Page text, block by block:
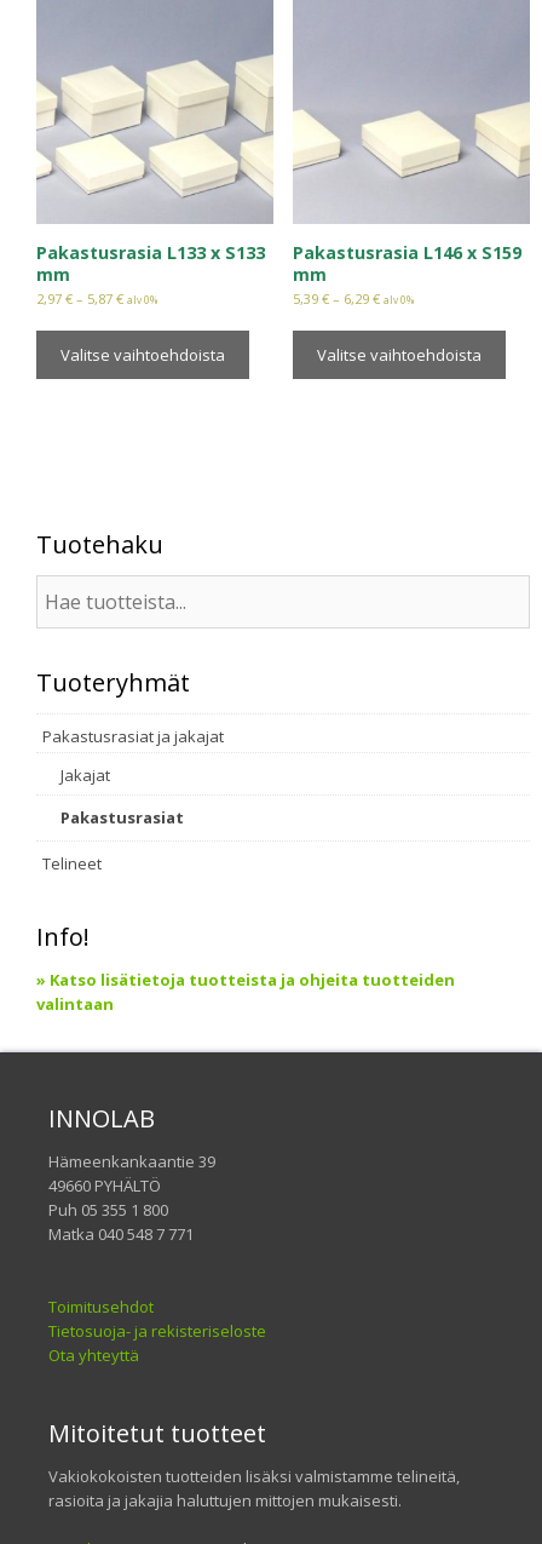
Pakastusrasia L133 x S133
mm
2,97 € – 5,87 € alv 0%
Valitse vaihtoehdoista
Pakastusrasia L146 x S159
mm
5,39€ – 6,29€ alv 0%
Valitse vaihtoehdoista
Tuotehaku
Tuoteryhmät
Pakastusrasiat ja jakajat
Jakajat
Pakastusrasiat
Telineet
Info!
» Katso lisätietoja tuotteista ja ohjeita tuotteiden
valintaan
INNOLAB
Hämeenkankaantie 39
49660 PYHÄLTÖ
Puh 05 355 1 800
Matka 040 548 7 771
Toimitusehdot
Tietosuoja- ja rekisteriseloste
Ota yhteyttä
Mitoitetut tuotteet
Vakiokokoisten tuotteiden lisäksi valmistamme telineitä,
rasioita ja jakajia haluttujen mittojen mukaisesti.